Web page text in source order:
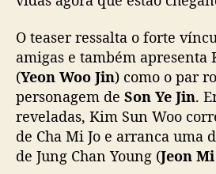
O teaser ressalta o forte
amigas e também apresenta
(Yeon Woo Jin) como o par
personagem de Son Ye Jin.
reveladas, Kim Sun Woo
de Cha Mi Jo e arranca uma
de Jung Chan Young (Jeon